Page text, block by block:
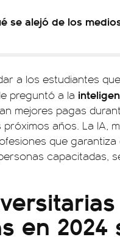
se alejó de los
a los estudiantes
preguntó a la
mejores pagas
años. La IA,
que
capacitadas,
en 2024